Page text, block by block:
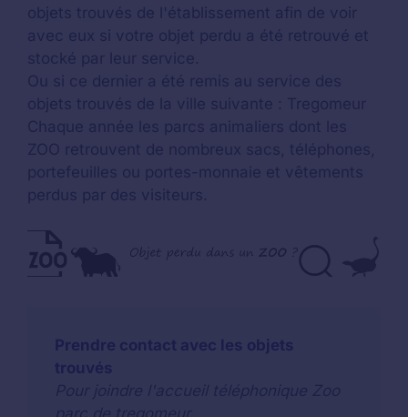
objets trouvés de l'établissement afin de voir
avec eux si votre objet perdu a été retrouvé et
stocké par leur service.
Ou si ce dernier a été remis au service des
objets trouvés de la ville suivante : Tregomeur
Chaque année les parcs animaliers dont les
ZOO retrouvent de nombreux sacs, téléphones,
portefeuilles ou portes-monnaie et vêtements
perdus par des visiteurs.
Prendre contact avec les objets
trouvés